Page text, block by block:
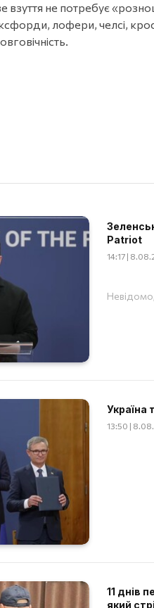
взуття не потребує
лофери, челсі,
Patriot
14:17 |
Україна
13:50 |
11 днів
який